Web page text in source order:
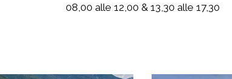
08,00 alle 12,00 & 13,30 alle 17,30